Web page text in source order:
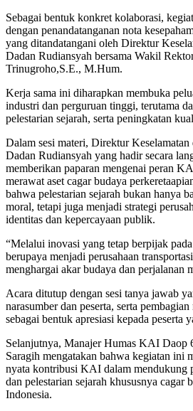
Sebagai bentuk konkret kolaborasi,
dengan penandatanganan nota
yang ditandatangani oleh Direktur
Dadan Rudiansyah bersama Wakil
Trinugroho,S.E., M.Hum.
Kerja sama ini diharapkan membuka
industri dan perguruan tinggi, terutama
pelestarian sejarah, serta peningkatan
Dalam sesi materi, Direktur
Dadan Rudiansyah yang hadir secara
memberikan paparan mengenai peran
merawat aset cagar budaya
bahwa pelestarian sejarah bukan hanya
moral, tetapi juga menjadi strategi
identitas dan kepercayaan publik.
“Melalui inovasi yang tetap berpijak
berupaya menjadi perusahaan
menghargai akar budaya dan perjalanan
Acara ditutup dengan sesi tanya jawab
narasumber dan peserta, serta
sebagai bentuk apresiasi kepada peserta
Selanjutnya, Manajer Humas KAI Daop
Saragih mengatakan bahwa kegiatan ini
nyata kontribusi KAI dalam mendukung
dan pelestarian sejarah khususnya cagar
Indonesia.